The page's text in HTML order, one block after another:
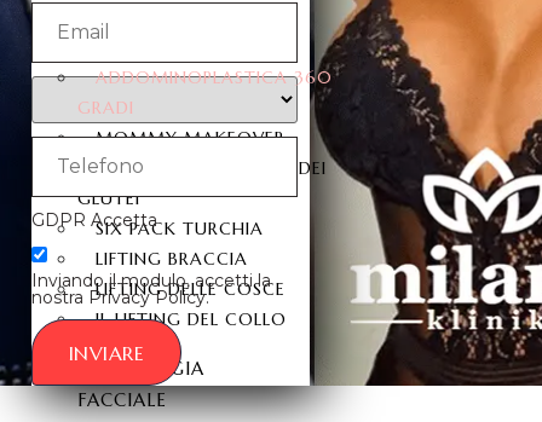
ADDOMINOPLASTICA 360
GRADI
MOMMY MAKEOVER
IL LIFTING BRASILIANO DEI
GLUTEI
SIX PACK TURCHIA
LIFTING BRACCIA
LIFTING DELLE COSCE
IL LIFTING DEL COLLO
CHIRURGIA
FACCIALE
GDPR Accetta
Inviando il modulo, accetti la
nostra Privacy Policy.
INVIARE